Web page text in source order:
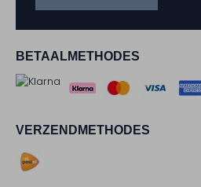
BETAALMETHODES
VERZENDMETHODES